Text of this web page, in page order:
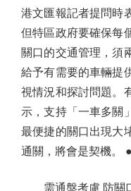
港文匯報記者提問時
但特區政府要確保每
關口的交通管理，須
給予有需要的車輛提
視情況和探討問題。
示，支持「一車多關
最便捷的關口出現大
通關，將會是契機。
需通盤考慮 防關